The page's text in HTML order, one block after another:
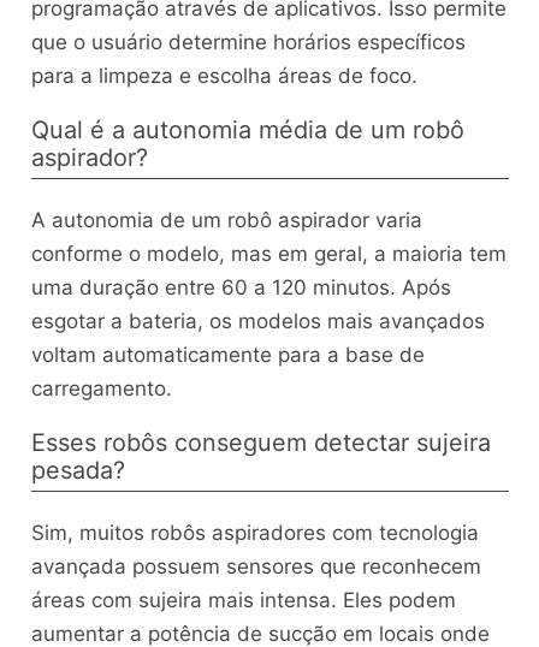
programação através de aplicativos. Isso permite
que o usuário determine horários específicos
para a limpeza e escolha áreas de foco.
Qual é a autonomia média de um robô
aspirador?
A autonomia de um robô aspirador varia
conforme o modelo, mas em geral, a maioria tem
uma duração entre 60 a 120 minutos. Após
esgotar a bateria, os modelos mais avançados
voltam automaticamente para a base de
carregamento.
Esses robôs conseguem detectar sujeira
pesada?
Sim, muitos robôs aspiradores com tecnologia
avançada possuem sensores que reconhecem
áreas com sujeira mais intensa. Eles podem
aumentar a potência de sucção em locais onde